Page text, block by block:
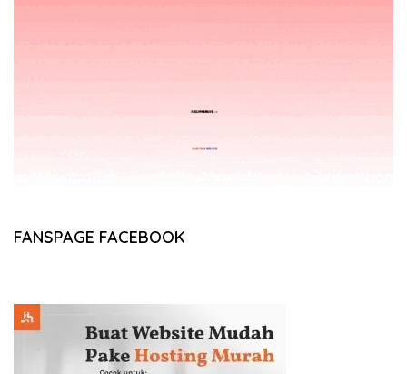
FANSPAGE FACEBOOK